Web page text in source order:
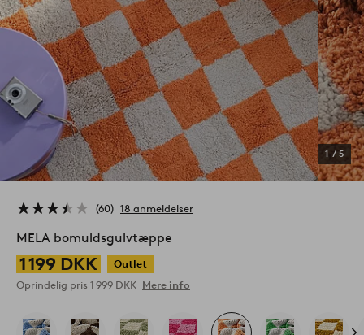
1 / 5
60 18 anmeldelser
MELA bomuldsgulvtæppe
1 199 DKK
Outlet
Oprindelig pris 1 999 DKK Mere info